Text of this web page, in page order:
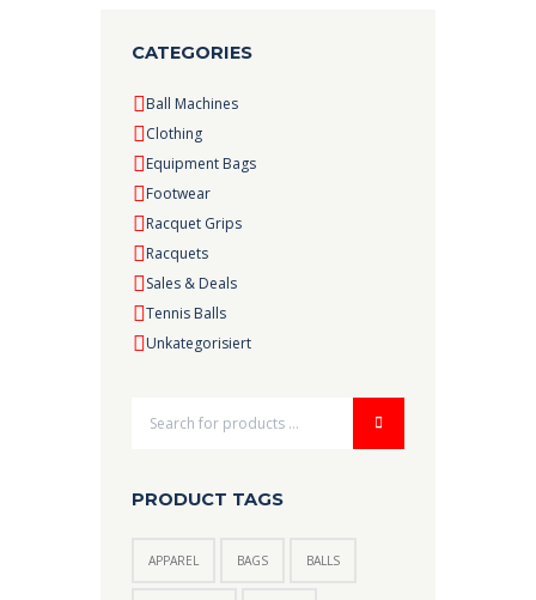
CATEGORIES
Ball Machines
Clothing
Equipment Bags
Footwear
Racquet Grips
Racquets
Sales & Deals
Tennis Balls
Unkategorisiert
PRODUCT TAGS
APPAREL BAGS BALLS